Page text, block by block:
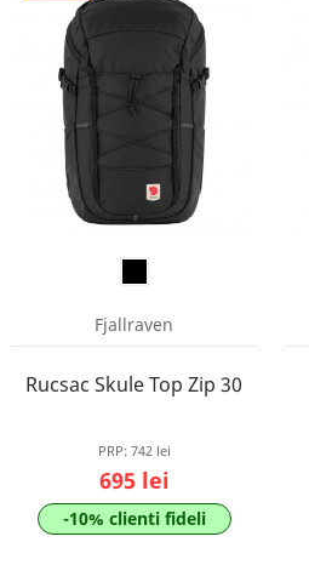
Fjallraven
Rucsac Skule Top Zip 30
PRP: 742 lei
695 lei
-10% clienti fideli